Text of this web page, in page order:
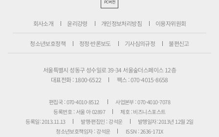
PC버전
회사소개 윤리강령 개인정보처리방침 이용자위원회
청소년보호정책 정정·반론보도 기사심의규정 불편신고
서울특별시 성동구 성수일로 39-34 서울숲더스페이스 12층
대표전화 : 1800-6522
팩스 : 070-4015-8658
편집국 : 070-4010-8512
사업본부 : 070-4010-7078
등록번호 : 서울 아 02897
제호 : 비즈니스포스트
등록일: 2013.11.13
발행·편집인 : 강석운
발행일자: 2013년 12월 2일
청소년보호책임자 : 강석운
ISSN : 2636-171X